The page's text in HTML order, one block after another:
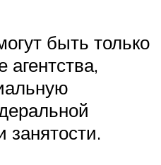
быть только
занятости.